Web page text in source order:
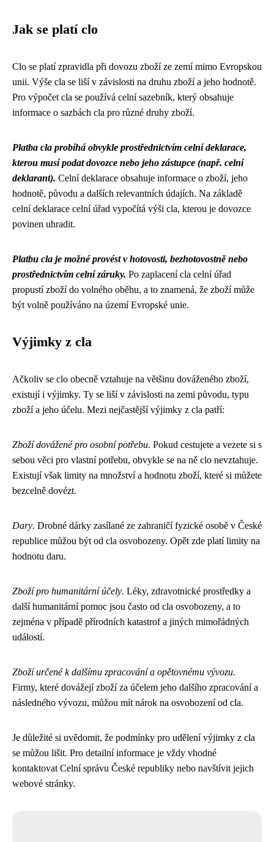
Jak se platí clo
Clo se platí zpravidla při dovozu zboží ze zemí mimo Evropskou
unii. Výše cla se liší v závislosti na druhu zboží a jeho hodnotě.
Pro výpočet cla se používá celní sazebník, který obsahuje
informace o sazbách cla pro různé druhy zboží.
Platba cla probíhá obvykle prostřednictvím celní deklarace,
kterou musí podat dovozce nebo jeho zástupce (např. celní
deklarant). Celní deklarace obsahuje informace o zboží, jeho
hodnotě, původu a dalších relevantních údajích. Na základě
celní deklarace celní úřad vypočítá výši cla, kterou je dovozce
povinen uhradit.
Platbu cla je možné provést v hotovosti, bezhotovostně nebo
prostřednictvím celní záruky. Po zaplacení cla celní úřad
propustí zboží do volného oběhu, a to znamená, že zboží může
být volně používáno na území Evropské unie.
Výjimky z cla
Ačkoliv se clo obecně vztahuje na většinu dováženého zboží,
existují i výjimky. Ty se liší v závislosti na zemi původu, typu
zboží a jeho účelu. Mezi nejčastější výjimky z cla patří:
Zboží dovážené pro osobní potřebu. Pokud cestujete a vezete si s
sebou věci pro vlastní potřebu, obvykle se na ně clo nevztahuje.
Existují však limity na množství a hodnotu zboží, které si můžete
bezcelně dovézt.
Dary. Drobné dárky zasílané ze zahraničí fyzické osobě v České
republice můžou být od cla osvobozeny. Opět zde platí limity na
hodnotu daru.
Zboží pro humanitární účely. Léky, zdravotnické prostředky a
další humanitární pomoc jsou často od cla osvobozeny, a to
zejména v případě přírodních katastrof a jiných mimořádných
událostí.
Zboží určené k dalšímu zpracování a opětovnému vývozu.
Firmy, které dovážejí zboží za účelem jeho dalšího zpracování a
následného vývozu, můžou mít nárok na osvobození od cla.
Je důležité si uvědomit, že podmínky pro udělení výjimky z cla
se můžou lišit. Pro detailní informace je vždy vhodné
kontaktovat Celní správu České republiky nebo navštívit jejich
webové stránky.